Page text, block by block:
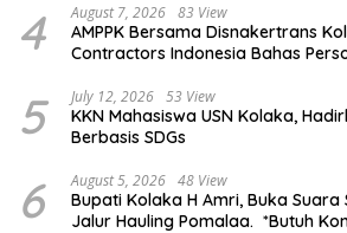
4 August 7, 2026 83 View
AMPPK Bersama Disnakertrans
Contractors Indonesia Bahas
5 July 12, 2026 53 View
KKN Mahasiswa USN Kolaka,
Berbasis SDGs
6 August 5, 2026 48 View
Bupati Kolaka H Amri, Buka
Jalur Hauling Pomalaa. *Butuh Komunikasi dan